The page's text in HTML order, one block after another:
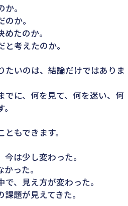
。
か。
たのか。
考えたのか。
たいのは、結論だけではありま
でに、何を見て、何を迷い、何
もできます。
は少し変わった。
った。
、見え方が変わった。
題が見えてきた。